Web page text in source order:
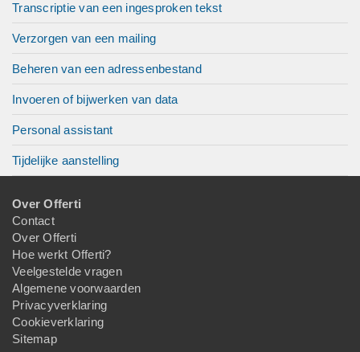
Transcriptie van een ingesproken tekst
Verzorgen van een mailing
Beheren van een adressenbestand
Invoeren of bijwerken van data
Personal assistant
Tijdelijke aanstelling
Over Offerti
Contact
Over Offerti
Hoe werkt Offerti?
Veelgestelde vragen
Algemene voorwaarden
Privacyverklaring
Cookieverklaring
Sitemap